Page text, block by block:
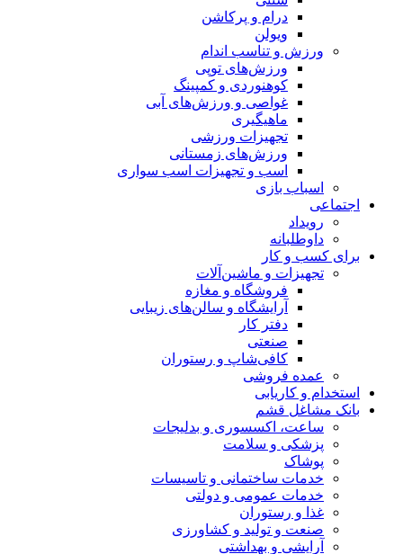
درام و پرکاشن
ویولن
ورزش و تناسب اندام
ورزش‌های توپی
کوهنوردی و کمپینگ
غواصی و ورزش‌های آبی
ماهیگیری
تجهیزات ورزشی
ورزش‌های زمستانی
اسب و تجهیزات اسب سواری
اسباب‌ بازی
اجتماعی
رویداد
داوطلبانه
برای کسب و کار
تجهیزات و ماشین‌آلات
فروشگاه و مغازه
آرایشگاه و سالن‌های زیبایی
دفتر کار
صنعتی
کافی‌شاپ و رستوران
عمده فروشی
استخدام و کاریابی
بانک مشاغل قشم
ساعت، اکسسوری و بدلیجات
پزشکی و سلامت
پوشاک
خدمات ساختمانی و تاسیسات
خدمات عمومی و دولتی
غذا و رستوران
صنعت و تولید و کشاورزی
آرایشی و بهداشتی